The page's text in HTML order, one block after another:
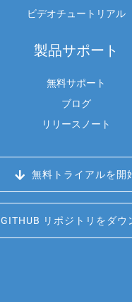
ビデオチュートリアル
製品サポート
無料サポート
ブログ
リリースノート
無料トライアルを開
GITHUB リポジトリをダウ